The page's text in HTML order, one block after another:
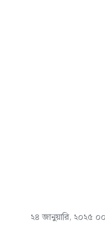
২৪ জানুয়ারি, ২০২৫